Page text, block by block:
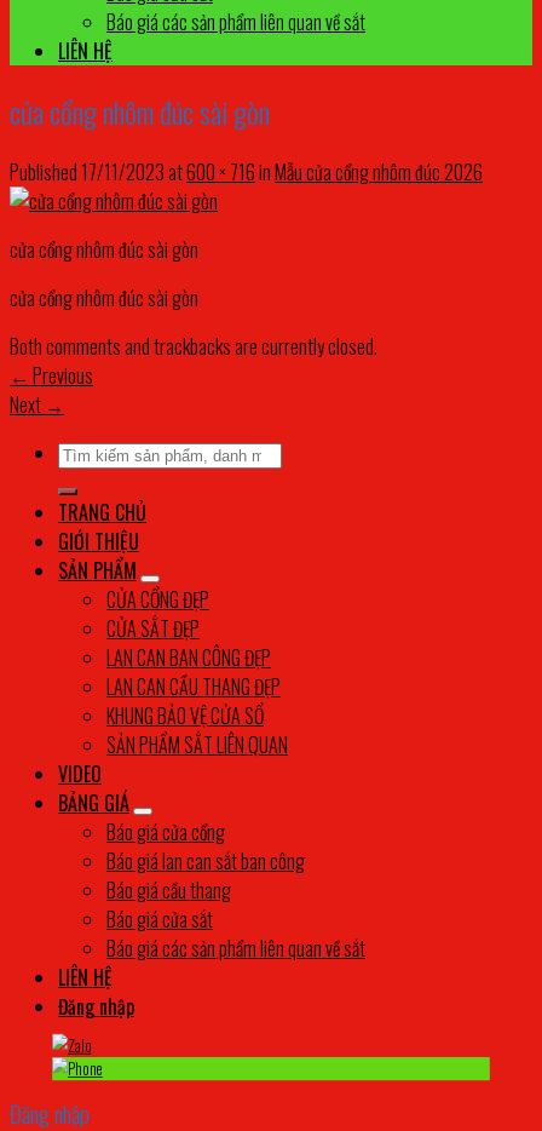
Báo giá các sản phẩm liên quan về sắt
LIÊN HỆ
cửa cổng nhôm đúc sài gòn
Published17/11/2023at600 × 716inMẫu cửa cổng nhôm đúc 2026
cửa cổng nhôm đúc sài gòn
cửa cổng nhôm đúc sài gòn
Both comments and trackbacks are currently closed.
← Previous
Next →
Tìm
kiếm:
TRANG CHỦ
GIỚI THIỆU
SẢN PHẨM
CỬA CỔNG ĐẸP
CỬA SẮT ĐẸP
LAN CAN BAN CÔNG ĐẸP
LAN CAN CẦU THANG ĐẸP
KHUNG BẢO VỆ CỬA SỔ
SẢN PHẨM SẮT LIÊN QUAN
VIDEO
BẢNG GIÁ
Báo giá cửa cổng
Báo giá lan can sắt ban công
Báo giá cầu thang
Báo giá cửa sắt
Báo giá các sản phẩm liên quan về sắt
LIÊN HỆ
Đăng nhập
Đăng nhập